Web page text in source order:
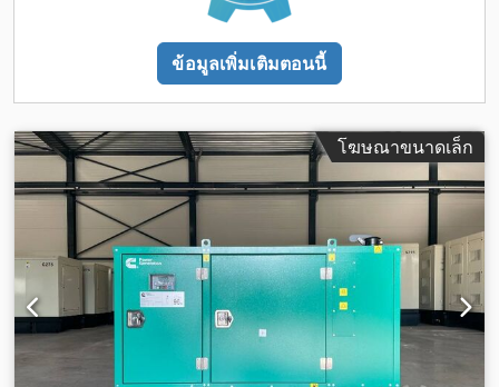
ข้อมูลเพิ่มเติมตอนนี้
โฆษณาขนาดเล็ก